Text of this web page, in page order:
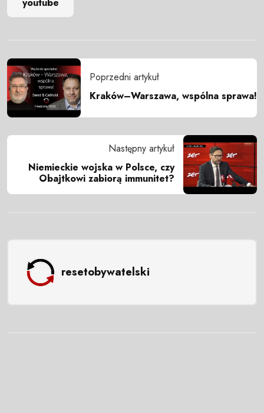
youtube
Poprzedni artykuł
Kraków–Warszawa, wspólna sprawa!
Następny artykuł
Niemieckie wojska w Polsce, czy
Obajtkowi zabiorą immunitet?
resetobywatelski